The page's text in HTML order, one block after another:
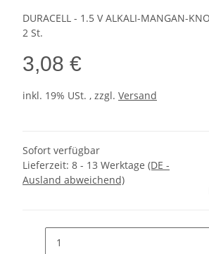
DURACELL - 1.5 V ALKALI-MANGAN-
2 St.
3,08 €
inkl. 19% USt. , zzgl. Versand
Sofort verfügbar
Lieferzeit: 8 - 13 Werktage (DE -
Ausland abweichend)